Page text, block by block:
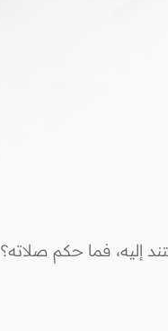
إليه، فما حكم صلاته؟